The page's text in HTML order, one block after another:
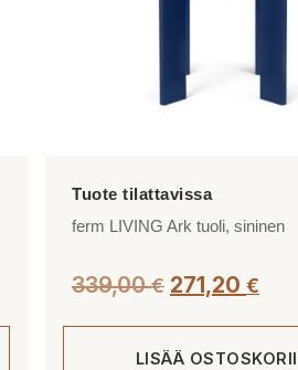
ferm LIVING Ark tuoli, sininen
339,00€ 271,20 €
LISÄÄ